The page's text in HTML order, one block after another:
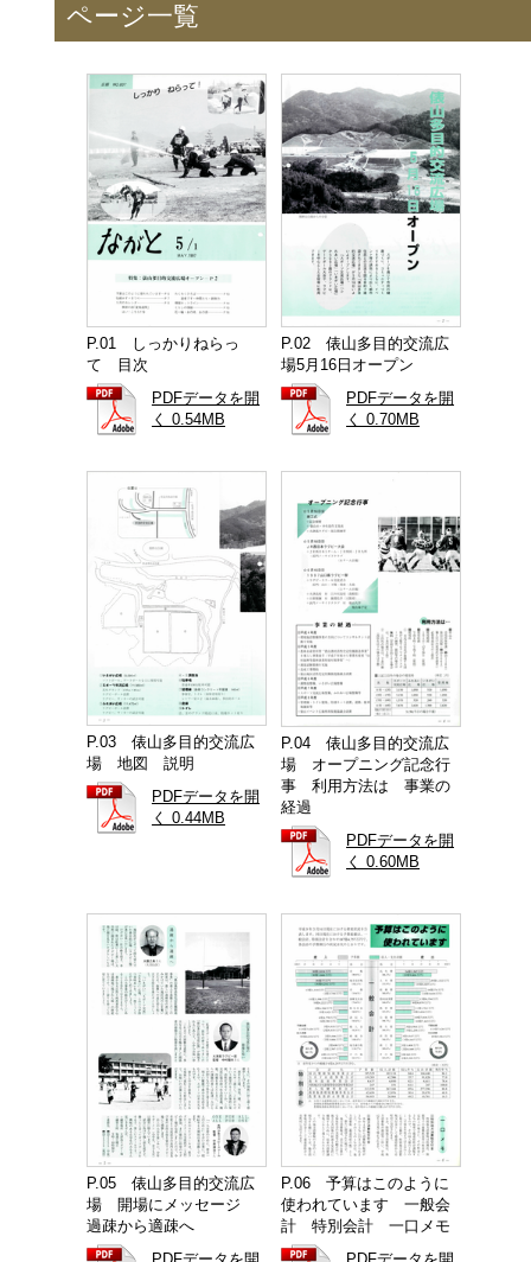
ページ一覧
P.01 しっかりねらっ
て 目次
PDFデータを開
く 0.54MB
P.02 俵山多目的交流広
場5月16日オープン
PDFデータを開
く 0.70MB
P.03 俵山多目的交流広
場 地図 説明
PDFデータを開
く 0.44MB
P.04 俵山多目的交流広
場 オープニング記念行
事 利用方法は 事業の
経過
PDFデータを開
く 0.60MB
P.05 俵山多目的交流広
場 開場にメッセージ
過疎から適疎へ
P.06 予算はこのように
使われています 一般会
計 特別会計 一口メモ